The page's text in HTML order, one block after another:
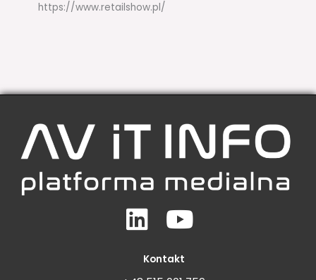
https://www.retailshow.pl/
LinkedinYoutube
Kontakt